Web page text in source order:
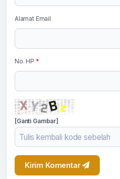
Alamat Email
No. HP *
[Ganti Gambar]
Kirim Komentar